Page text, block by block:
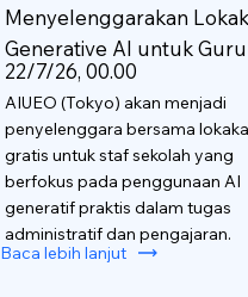
Menyelenggarakan
Generative AI untuk Guru
22/7/26, 00.00
AIUEO (Tokyo) akan menjadi
penyelenggara bersama
gratis untuk staf sekolah yang
berfokus pada penggunaan AI
generatif praktis dalam tugas
administratif dan pengajaran.
Baca lebih lanjut